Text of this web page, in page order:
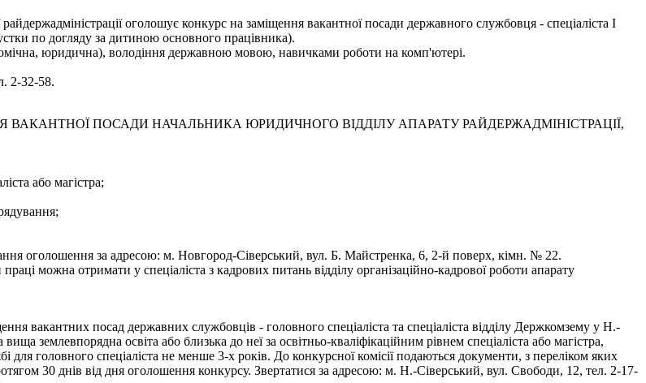
оголошує конкурс на заміщення вакантної посади державного службовця - спеціаліста І
по догляду за дитиною основного працівника).
юридична), володіння державною мовою, навичками роботи на комп'ютері.
2-32-58.
ПОСАДИ НАЧАЛЬНИКА ЮРИДИЧНОГО ВІДДІЛУ АПАРАТУ РАЙДЕРЖАДМІНІСТРАЦІЇ,
або магістра;
оголошення за адресою: м. Новгород-Сіверський, вул. Б. Майстренка, 6, 2-й поверх, кімн. № 22.
можна отримати у спеціаліста з кадрових питань відділу організаційно-кадрової роботи апарату
вакантних посад державних службовців - головного спеціаліста та спеціаліста відділу Держкомзему у Н.-
землевпорядна освіта або близька до неї за освітньо-кваліфікаційним рівнем спеціаліста або магістра,
головного спеціаліста не менше 3-х років. До конкурсної комісії подаються документи, з переліком яких
30 днів від дня оголошення конкурсу. Звертатися за адресою: м. Н.-Сіверський, вул. Свободи, 12, тел. 2-17-